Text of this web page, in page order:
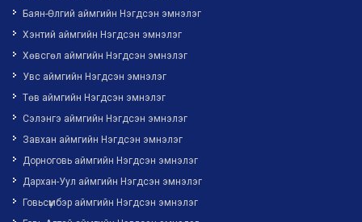
Баян-Өлгий аймгийн Нэгдсэн эмнэлэг
Хэнтий аймгийн Нэгдсэн эмнэлэг
Хөвсгөл аймгийн Нэгдсэн эмнэлэг
Увс аймгийн Нэгдсэн эмнэлэг
Төв аймгийн Нэгдсэн эмнэлэг
Сэлэнгэ аймгийн Нэгдсэн эмнэлэг
Завхан аймгийн Нэгдсэн эмнэлэг
Дорноговь аймгийн Нэгдсэн эмнэлэг
Дархан-Уул аймгийн Нэгдсэн эмнэлэг
Говьсүмбэр аймгийн Нэгдсэн эмнэлэг